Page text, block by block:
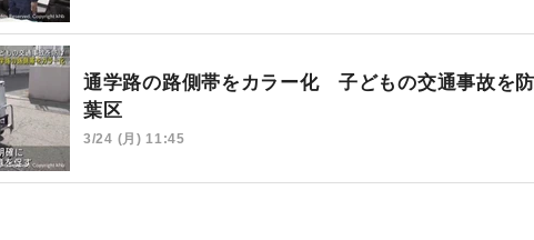
通学路の路側帯をカラー化 子どもの交通事故を
葉区
3/24 (月) 11:45